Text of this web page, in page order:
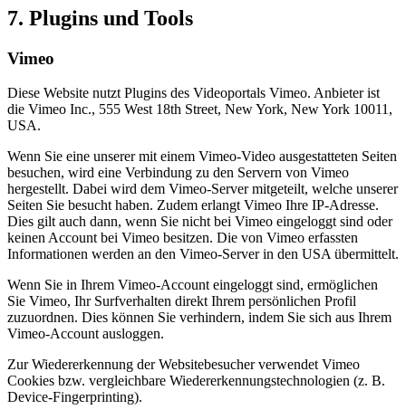
7. Plugins und Tools
Vimeo
Diese Website nutzt Plugins des Videoportals Vimeo. Anbieter ist
die Vimeo Inc., 555 West 18th Street, New York, New York 10011,
USA.
Wenn Sie eine unserer mit einem Vimeo-Video ausgestatteten Seiten
besuchen, wird eine Verbindung zu den Servern von Vimeo
hergestellt. Dabei wird dem Vimeo-Server mitgeteilt, welche unserer
Seiten Sie besucht haben. Zudem erlangt Vimeo Ihre IP-Adresse.
Dies gilt auch dann, wenn Sie nicht bei Vimeo eingeloggt sind oder
keinen Account bei Vimeo besitzen. Die von Vimeo erfassten
Informationen werden an den Vimeo-Server in den USA übermittelt.
Wenn Sie in Ihrem Vimeo-Account eingeloggt sind, ermöglichen
Sie Vimeo, Ihr Surfverhalten direkt Ihrem persönlichen Profil
zuzuordnen. Dies können Sie verhindern, indem Sie sich aus Ihrem
Vimeo-Account ausloggen.
Zur Wiedererkennung der Websitebesucher verwendet Vimeo
Cookies bzw. vergleichbare Wiedererkennungstechnologien (z. B.
Device-Fingerprinting).